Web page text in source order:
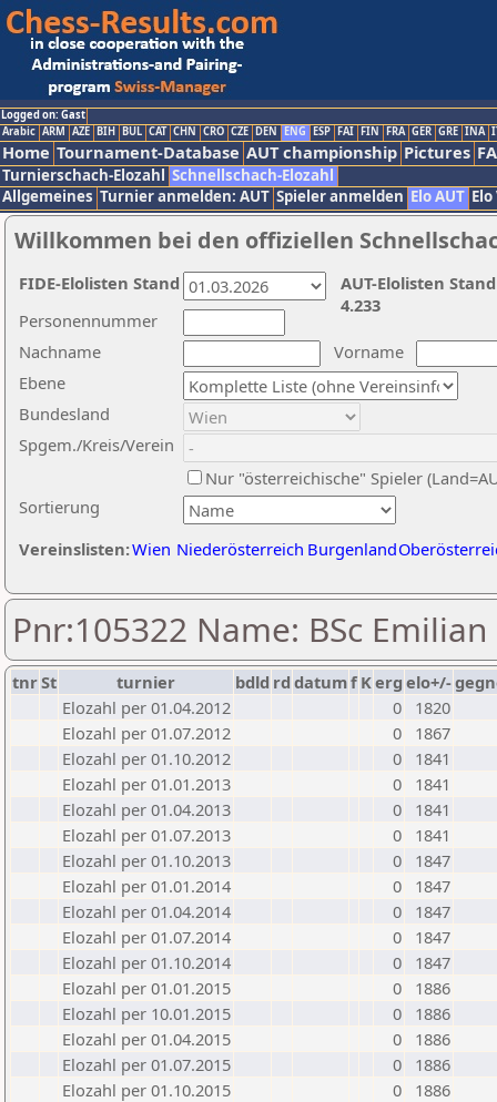
Logged on: Gast
Arabic ARM AZE BIH BUL CAT CHN CRO CZE DEN ENG ESP FAI FIN FRA GER GRE INA
Home Tournament-Database AUT championship Pictures
Turnierschach-Elozahl Schnellschach-Elozahl
Allgemeines Turnier anmelden: AUT Spieler anmelden Elo AUT
Willkommen bei den offiziellen
Nachname
Vorname
Ebene
Sortierung
Personennummer
Bundesland
Spgem./Kreis/Verein
Nur "österreichische" Spieler
Vereinslisten:Wien Niederösterreich Burgenland
AUT-Elolisten
4.233
FIDE-Elolisten Stand
Pnr:105322 Name: BSc
tnrSt turnier bdld rd datumf Kerg elo+/-
Elozahl per 01.04.2012
0
1820
Elozahl per 01.07.2012
0
1867
Elozahl per 01.10.2012
0
1841
Elozahl per 01.01.2013
0
1841
Elozahl per 01.04.2013
0
1841
Elozahl per 01.07.2013
0
1841
Elozahl per 01.10.2013
0
1847
Elozahl per 01.01.2014
0
1847
Elozahl per 01.04.2014
0
1847
Elozahl per 01.07.2014
0
1847
Elozahl per 01.10.2014
0
1847
Elozahl per 01.01.2015
0
1886
Elozahl per 10.01.2015
0
1886
Elozahl per 01.04.2015
0
1886
Elozahl per 01.07.2015
0
1886
Elozahl per 01.10.2015
0
1886